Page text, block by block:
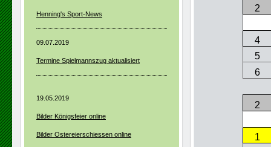
2
4
5
6
2
1
Henning's Sport-News
09.07.2019
Termine Spielmannszug aktualisiert
19.05.2019
Bilder Königsfeier online
Bilder Ostereierschiessen online